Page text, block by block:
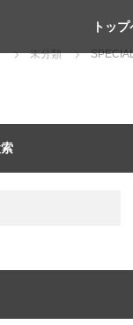
トッ
未分類